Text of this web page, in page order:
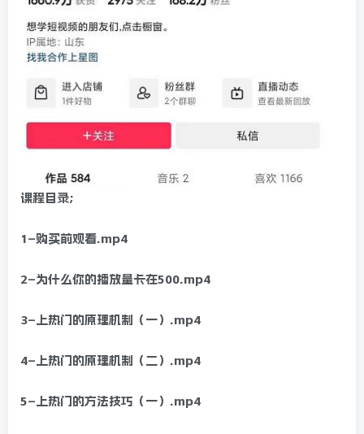
课程目录;
1–购买前观看.mp4
2–为什么你的播放量卡在500.mp4
3–上热门的原理机制（一）.mp4
4–上热门的原理机制（二）.mp4
5–上热门的方法技巧（一）.mp4